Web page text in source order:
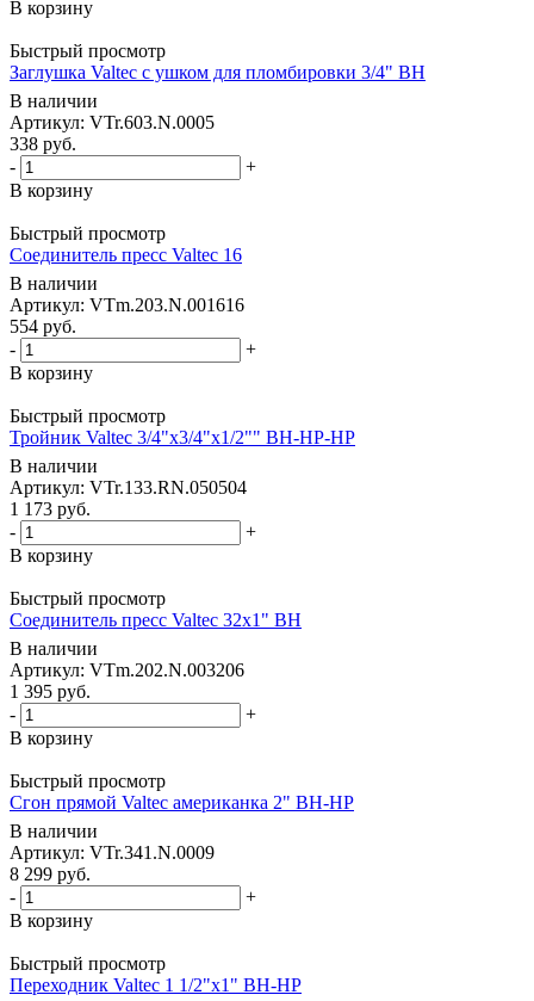
В корзину
Быстрый просмотр
Заглушка Valtec с ушком для пломбировки 3/4" ВН
В наличии
Артикул: VTr.603.N.0005
338 руб.
-
+
В корзину
Быстрый просмотр
Соединитель пресс Valtec 16
В наличии
Артикул: VTm.203.N.001616
554 руб.
-
+
В корзину
Быстрый просмотр
Тройник Valtec 3/4"х3/4"х1/2"" ВН-НР-НР
В наличии
Артикул: VTr.133.RN.050504
1 173 руб.
-
+
В корзину
Быстрый просмотр
Соединитель пресс Valtec 32х1" ВН
В наличии
Артикул: VTm.202.N.003206
1 395 руб.
-
+
В корзину
Быстрый просмотр
Сгон прямой Valtec американка 2" ВН-НР
В наличии
Артикул: VTr.341.N.0009
8 299 руб.
-
+
В корзину
Быстрый просмотр
Переходник Valtec 1 1/2"х1" ВН-НР